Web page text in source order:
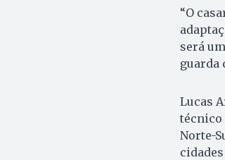
“O
será
guarda
Lucas
técnico
Norte-